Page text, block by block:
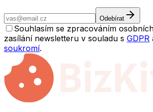
Odebírat
Souhlasím se zpracováním
zasílání newsletteru v souladu s GDPR
soukromí.